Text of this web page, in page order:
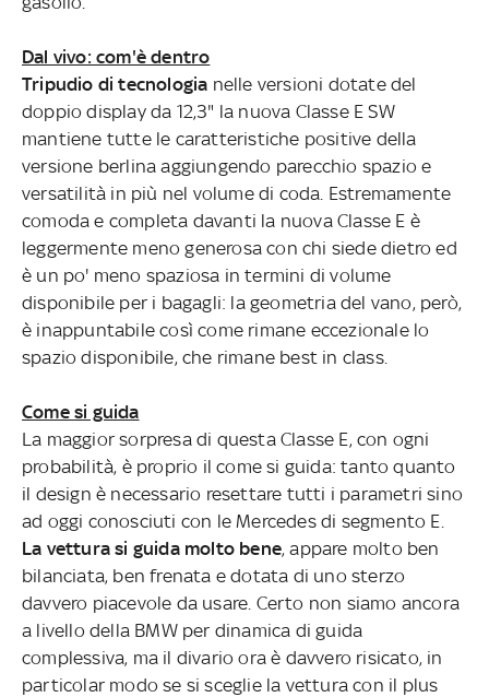
Dal vivo: com'è dentro
Tripudio di tecnologia nelle versioni dotate del
doppio display da 12,3" la nuova Classe E SW
mantiene tutte le caratteristiche positive della
versione berlina aggiungendo parecchio spazio e
versatilità in più nel volume di coda. Estremamente
comoda e completa davanti la nuova Classe E è
leggermente meno generosa con chi siede dietro ed
è un po' meno spaziosa in termini di volume
disponibile per i bagagli: la geometria del vano, però,
è inappuntabile così come rimane eccezionale lo
spazio disponibile, che rimane best in class.
Come si guida
La maggior sorpresa di questa Classe E, con ogni
probabilità, è proprio il come si guida: tanto quanto
il design è necessario resettare tutti i parametri sino
ad oggi conosciuti con le Mercedes di segmento E.
La vettura si guida molto bene, appare molto ben
bilanciata, ben frenata e dotata di uno sterzo
davvero piacevole da usare. Certo non siamo ancora
a livello della BMW per dinamica di guida
complessiva, ma il divario ora è davvero risicato, in
particolar modo se si sceglie la vettura con il plus